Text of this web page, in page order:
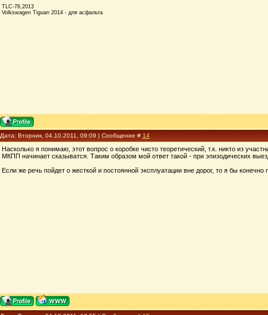
TLC-76,2013
Volkswagen Tiguan 2014 - для асфальта
Дата: Вторник, 04.10.2011, 09:09 | Сообщение # 14
Насколько я понимаю, этот вопрос о коробке чисто теоретический, т.к. никто из
МКПП начинает сказыватся. Таким образом мой ответ такой - при эпизодических
Если же речь пойдет о жесткой и постоянной эксплуатации вне дорог, то я бы